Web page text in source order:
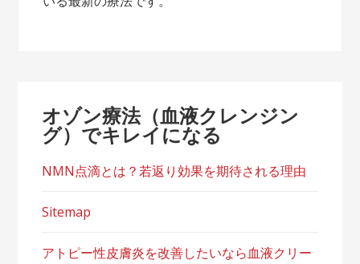
オゾン療法（血液クレンジン
グ）でキレイになる
NMN点滴とは？若返り効果を期待される理由
Sitemap
アトピー性皮膚炎を改善したいなら血液クリー